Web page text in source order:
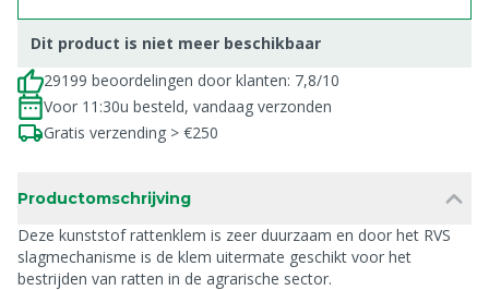
Dit product is niet meer beschikbaar
29199 beoordelingen door klanten: 7,8/10
Voor 11:30u besteld, vandaag verzonden
Gratis verzending > €250
Productomschrijving
Deze kunststof rattenklem is zeer duurzaam en door het RVS
slagmechanisme is de klem uitermate geschikt voor het
bestrijden van ratten in de agrarische sector.